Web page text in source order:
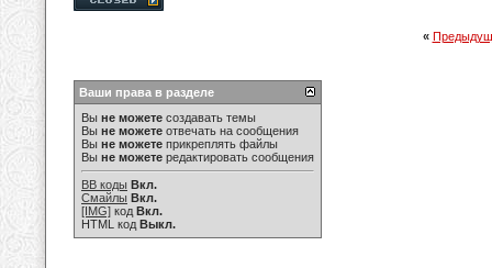
«
Ваши права в разделе
Вы не можете создавать темы
Вы не можете отвечать на сообщения
Вы не можете прикреплять файлы
Вы не можете редактировать сообщения
BB коды Вкл.
Смайлы Вкл.
[IMG] код Вкл.
HTML код Выкл.